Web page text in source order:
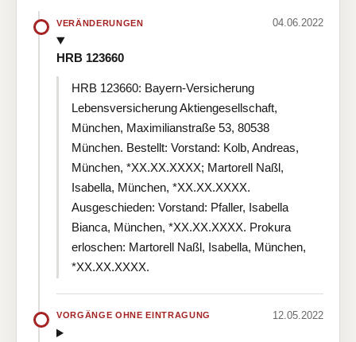
VERÄNDERUNGEN 04.06.2022
HRB 123660
HRB 123660: Bayern-Versicherung
Lebensversicherung Aktiengesellschaft,
München, Maximilianstraße 53, 80538
München. Bestellt: Vorstand: Kolb, Andreas,
München, *XX.XX.XXXX; Martorell Naßl,
Isabella, München, *XX.XX.XXXX.
Ausgeschieden: Vorstand: Pfaller, Isabella
Bianca, München, *XX.XX.XXXX. Prokura
erloschen: Martorell Naßl, Isabella, München,
*XX.XX.XXXX.
VORGÄNGE OHNE EINTRAGUNG 12.05.2022